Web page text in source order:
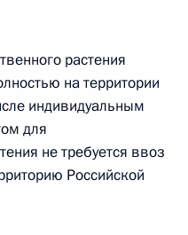
растения
на территории
индивидуальным
для
не требуется ввоз
Российской